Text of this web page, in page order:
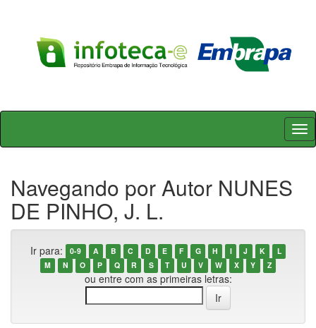
Skip
Navegando por Autor NUNES
DE PINHO, J. L.
Ir para: 0-9 A B C D E F G H I J K
L
M
N O P Q R S T U V W X Y Z
ou entre com as primeiras letras: